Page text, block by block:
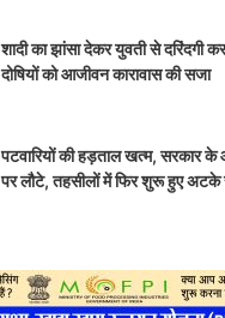
शादी का झांसा देकर युवती से दरिंदगी
दोषियों को आजीवन कारावास की सजा
पटवारियों की हड़ताल खत्म, सरकार
पर लौटे, तहसीलों में फिर शुरू हुए अटके